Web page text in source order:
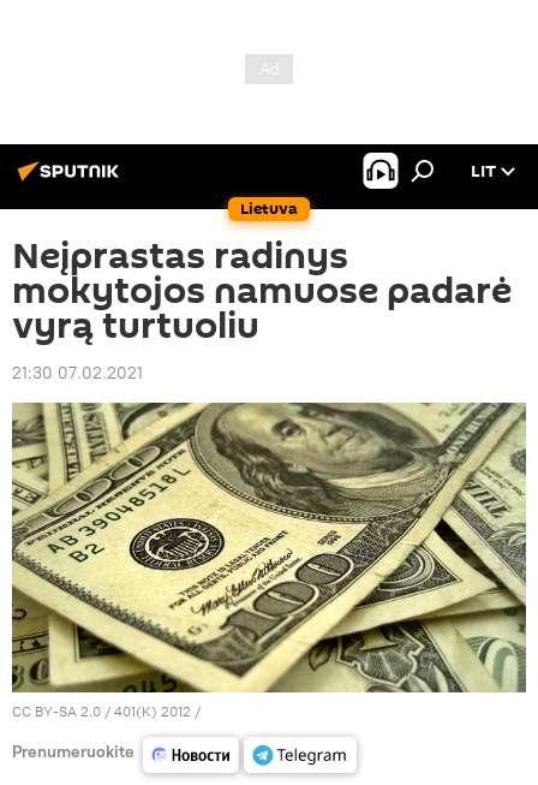
Lietuva
LIT
Neįprastas radinys
mokytojos namuose padarė
vyrą turtuoliu
21:30 07.02.2021
CC BY-SA 2.0 / 401(K) 2012 /
Prenumeruokite